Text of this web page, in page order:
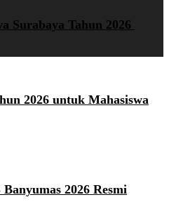
Surabaya Tahun 2026
2026 untuk Mahasiswa
2026 Resmi